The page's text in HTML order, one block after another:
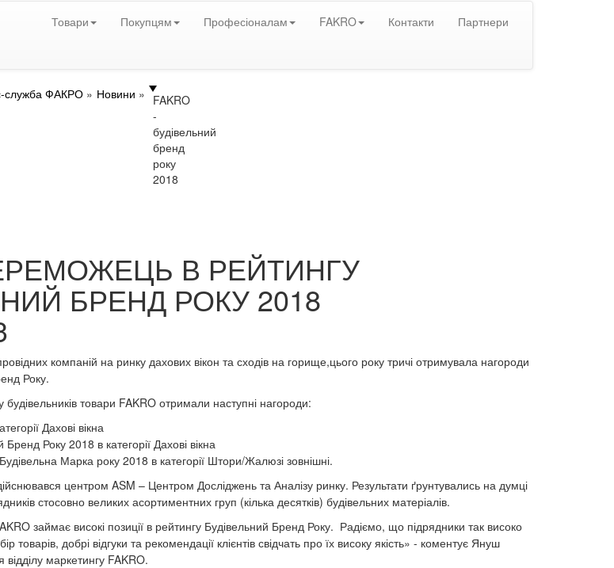
Товари Покупцям Професіоналам FAKRO Контакти Партнери
служба ФАКРО Новини
FAKRO
-
будівельний
бренд
року
2018
В РЕЙТИНГУ
БРЕНД РОКУ 2018
компаній на ринку дахових вікон та сходів на горище,цього року тричі отримувала нагороди
Року.
будівельників товари FAKRO отримали наступні нагороди:
Дахові вікна
Року 2018 в категорії Дахові вікна
Марка року 2018 в категорії Штори/Жалюзі зовнішні.
центром ASM – Центром Досліджень та Аналізу ринку. Результати ґрунтувались на думці
стосовно великих асортиментних груп (кілька десятків) будівельних матеріалів.
займає високі позиції в рейтингу Будівельний Бренд Року. Радіємо, що підрядники так високо
товарів, добрі відгуки та рекомендації клієнтів свідчать про їх високу якість» - коментує Януш
відділу маркетингу FAKRO.